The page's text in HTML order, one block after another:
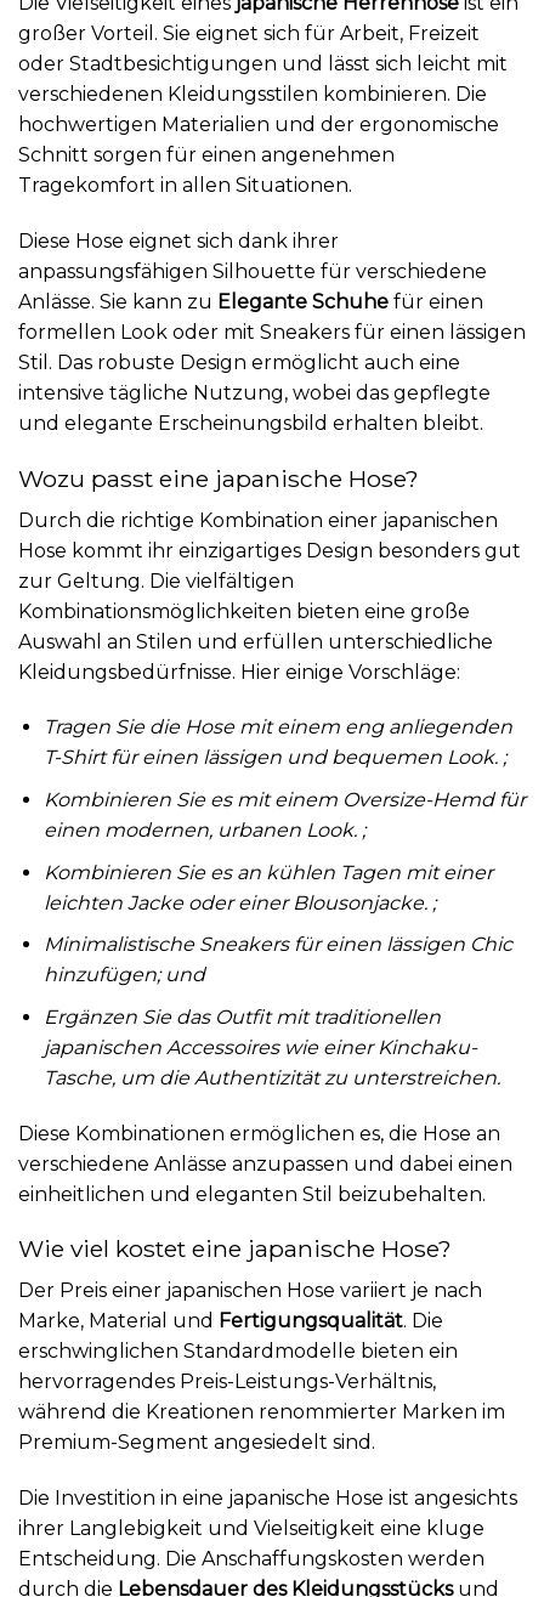
großer Vorteil. Sie eignet sich für Arbeit, Freizeit
oder Stadtbesichtigungen und lässt sich leicht mit
verschiedenen Kleidungsstilen kombinieren. Die
hochwertigen Materialien und der ergonomische
Schnitt sorgen für einen angenehmen
Tragekomfort in allen Situationen.
Diese Hose eignet sich dank ihrer
anpassungsfähigen Silhouette für verschiedene
Anlässe. Sie kann zu Elegante Schuhe für einen
formellen Look oder mit Sneakers für einen lässigen
Stil. Das robuste Design ermöglicht auch eine
intensive tägliche Nutzung, wobei das gepflegte
und elegante Erscheinungsbild erhalten bleibt.
Wozu passt eine japanische Hose?
Durch die richtige Kombination einer japanischen
Hose kommt ihr einzigartiges Design besonders gut
zur Geltung. Die vielfältigen
Kombinationsmöglichkeiten bieten eine große
Auswahl an Stilen und erfüllen unterschiedliche
Kleidungsbedürfnisse. Hier einige Vorschläge:
Tragen Sie die Hose mit einem eng anliegenden
T-Shirt für einen lässigen und bequemen Look. ;
Kombinieren Sie es mit einem Oversize-Hemd für
einen modernen, urbanen Look. ;
Kombinieren Sie es an kühlen Tagen mit einer
leichten Jacke oder einer Blousonjacke. ;
Minimalistische Sneakers für einen lässigen Chic
hinzufügen; und
Ergänzen Sie das Outfit mit traditionellen
japanischen Accessoires wie einer Kinchaku-
Tasche, um die Authentizität zu unterstreichen.
Diese Kombinationen ermöglichen es, die Hose an
verschiedene Anlässe anzupassen und dabei einen
einheitlichen und eleganten Stil beizubehalten.
Wie viel kostet eine japanische Hose?
Der Preis einer japanischen Hose variiert je nach
Marke, Material und Fertigungsqualität. Die
erschwinglichen Standardmodelle bieten ein
hervorragendes Preis-Leistungs-Verhältnis,
während die Kreationen renommierter Marken im
Premium-Segment angesiedelt sind.
Die Investition in eine japanische Hose ist angesichts
ihrer Langlebigkeit und Vielseitigkeit eine kluge
Entscheidung. Die Anschaffungskosten werden
durch die Lebensdauer des Kleidungsstücksund